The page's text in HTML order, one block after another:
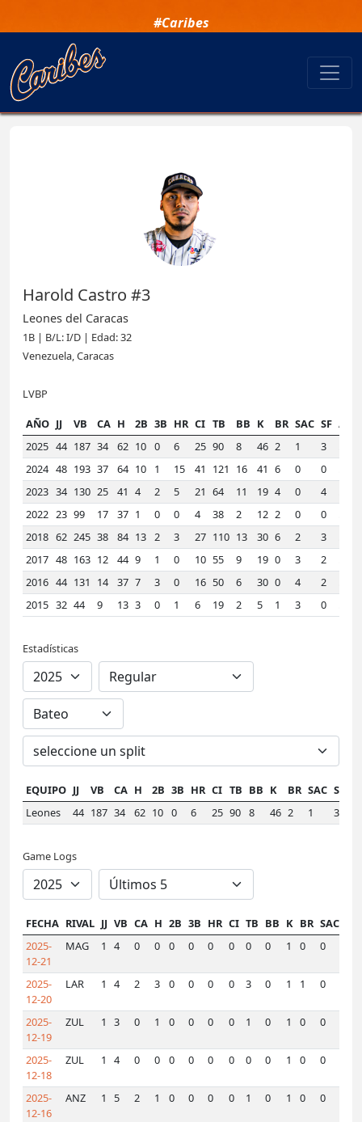
#Caribes
Harold Castro #3
Leones del Caracas
1B | B/L: I/D | Edad: 32
Venezuela, Caracas
LVBP
AÑO JJ VB CA H 2B 3B HR CI TB BB K BR SAC SF AVE
2025 44 187 34 62 10 0 6 25 90 8 46 2 1 3
2024 48 193 37 64 10 1 15 41 121 16 41 6 0 0
2023 34 130 25 41 4 2 5 21 64 11 19 4 0 4
2022 23 99 17 37 1 0 0 4 38 2 12 2 0 0
2018 62 245 38 84 13 2 3 27 110 13 30 6 2 3
2017 48 163 12 44 9 1 0 10 55 9 19 0 3 2
2016 44 131 14 37 7 3 0 16 50 6 30 0 4 2
2015 32 44 9 13 3 0 1 6 19 2 5 1 3 0
Estadísticas
EQUIPO JJ VB CA H 2B 3B HR CI TB BB K BR SAC SF
Leones
44 187 34 62 10 0 6 25 90 8 46 2 1 3
Game Logs
FECHA RIVAL JJ VB CA H 2B 3B HR CI TB BB K BR SAC
2025-
12-21
MAG 1 4 0 0 0 0 0 0 0 0 1 0 0
2025-
12-20
LAR 1 4 2 3 0 0 0 0 3 0 1 1 0
2025-
12-19
ZUL 1 3 0 1 0 0 0 0 1 0 1 0 0
2025-
12-18
ZUL 1 4 0 0 0 0 0 0 0 0 1 0 0
2025-
12-16
ANZ 1 5 2 1 0 0 0 0 1 0 1 0 0